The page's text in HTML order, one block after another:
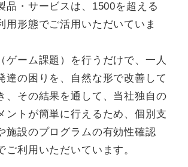
品・サービスは、1500を超える
用形態でご活用いただいていま
ゲーム課題）を行うだけで、一人
達の困りを、自然な形で改善して
、その結果を通して、当社独自の
ントが簡単に行えるため、個別支
施設のプログラムの有効性確認
ご利用いただいています。